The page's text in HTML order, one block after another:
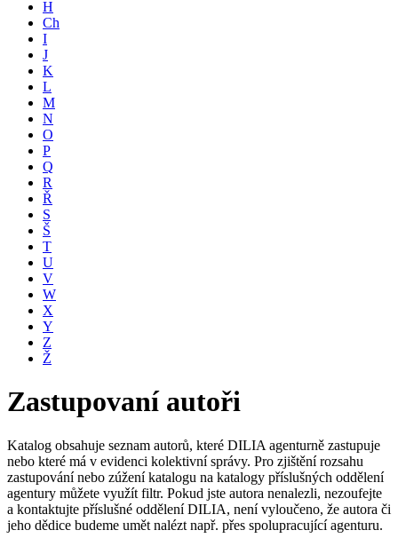
H
Ch
I
J
K
L
M
N
O
P
Q
R
Ř
S
Š
T
U
V
W
X
Y
Z
Ž
Zastupovaní autoři
Katalog obsahuje seznam autorů, které DILIA agenturně zastupuje
nebo které má v evidenci kolektivní správy. Pro zjištění rozsahu
zastupování nebo zúžení katalogu na katalogy příslušných oddělení
agentury můžete využít filtr. Pokud jste autora nenalezli, nezoufejte
a kontaktujte příslušné oddělení DILIA, není vyloučeno, že autora či
jeho dědice budeme umět nalézt např. přes spolupracující agenturu.